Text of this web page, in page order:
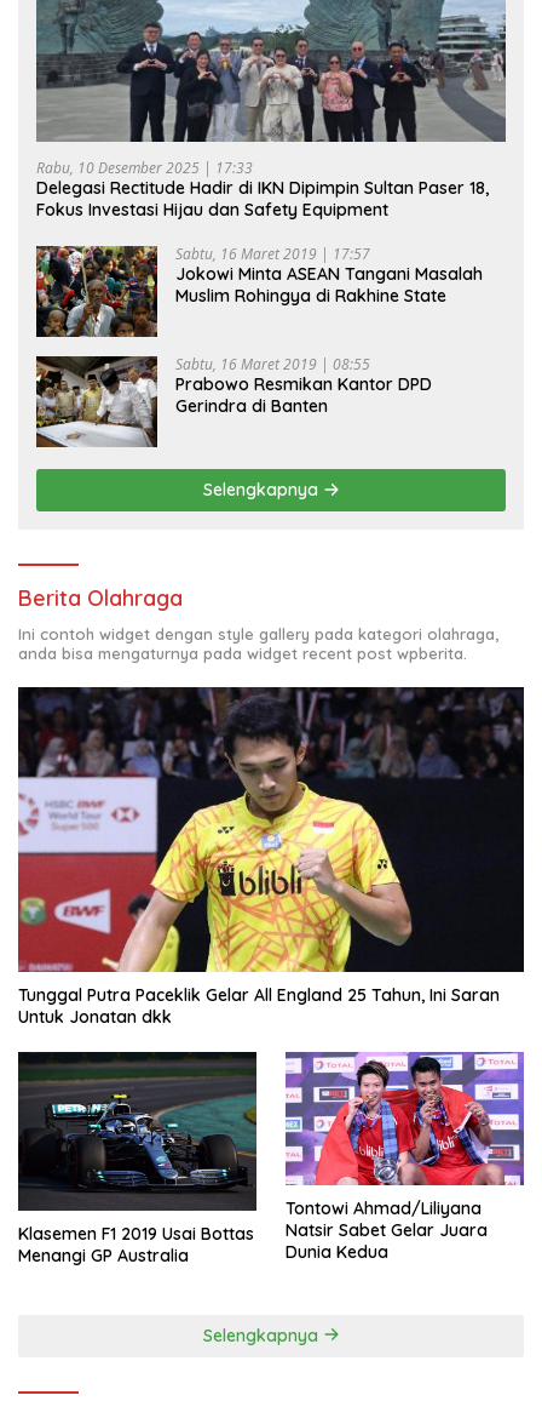
Rabu, 10 Desember 2025 | 17:33
Delegasi Rectitude Hadir di IKN Dipimpin Sultan Paser 18,
Fokus Investasi Hijau dan Safety Equipment
Sabtu, 16 Maret 2019 | 17:57
Jokowi Minta ASEAN Tangani Masalah
Muslim Rohingya di Rakhine State
Sabtu, 16 Maret 2019 | 08:55
Prabowo Resmikan Kantor DPD
Gerindra di Banten
Selengkapnya
Berita Olahraga
Ini contoh widget dengan style gallery pada kategori olahraga,
anda bisa mengaturnya pada widget recent post wpberita.
Tunggal Putra Paceklik Gelar All England 25 Tahun, Ini Saran
Untuk Jonatan dkk
Klasemen F1 2019 Usai Bottas
Menangi GP Australia
Tontowi Ahmad/Liliyana
Natsir Sabet Gelar Juara
Dunia Kedua
Selengkapnya